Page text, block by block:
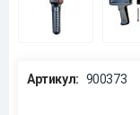
Артикул: 900373